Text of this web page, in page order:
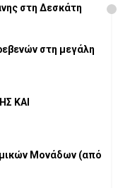
στη Δεσκάτη
στη μεγάλη
ΚΑΙ
Μονάδων (από